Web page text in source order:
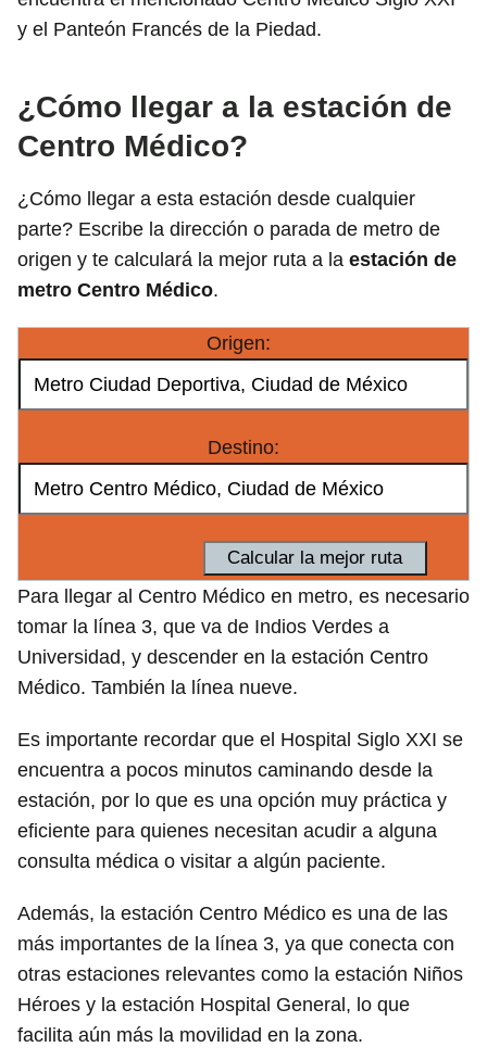
y el Panteón Francés de la Piedad.
¿Cómo llegar a la estación de
Centro Médico?
¿Cómo llegar a esta estación desde cualquier
parte? Escribe la dirección o parada de metro de
origen y te calculará la mejor ruta a la estación de
metro Centro Médico.
Origen:
Destino:
Para llegar al Centro Médico en metro, es necesario
tomar la línea 3, que va de Indios Verdes a
Universidad, y descender en la estación Centro
Médico. También la línea nueve.
Es importante recordar que el Hospital Siglo XXI se
encuentra a pocos minutos caminando desde la
estación, por lo que es una opción muy práctica y
eficiente para quienes necesitan acudir a alguna
consulta médica o visitar a algún paciente.
Además, la estación Centro Médico es una de las
más importantes de la línea 3, ya que conecta con
otras estaciones relevantes como la estación Niños
Héroes y la estación Hospital General, lo que
facilita aún más la movilidad en la zona.